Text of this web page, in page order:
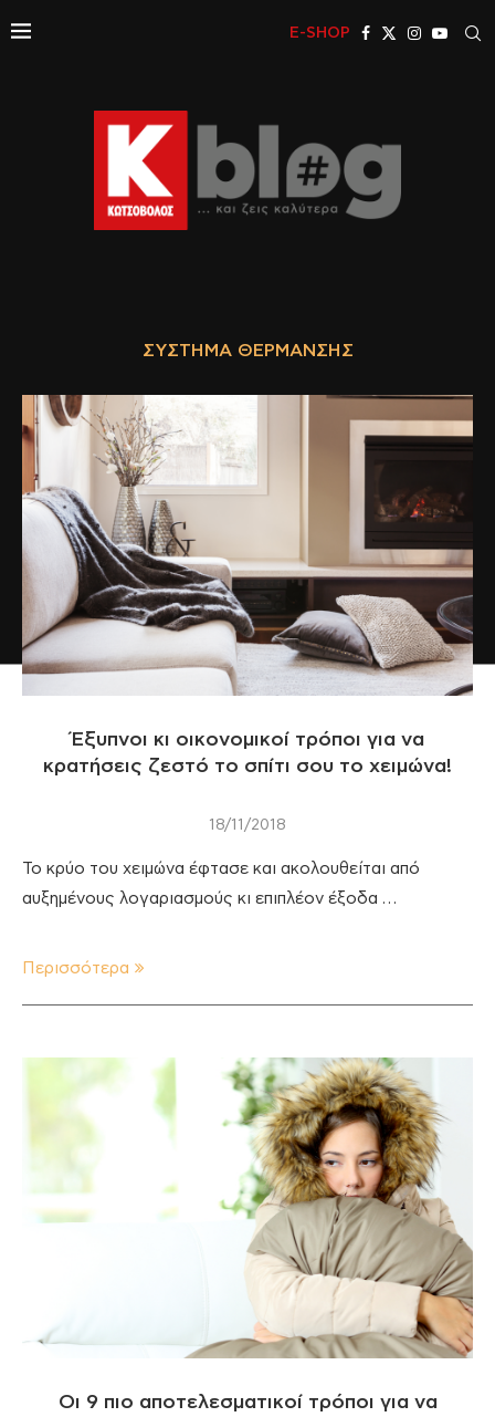
E-SHOP
ΣΎΣΤΗΜΑ ΘΈΡΜΑΝΣΗΣ
Έξυπνοι κι οικονομικοί τρόποι για να
κρατήσεις ζεστό το σπίτι σου το χειμώνα!
18/11/2018
Το κρύο του χειμώνα έφτασε και ακολουθείται από
αυξημένους λογαριασμούς κι επιπλέον έξοδα …
Περισσότερα
Οι 9 πιο αποτελεσματικοί τρόποι για να